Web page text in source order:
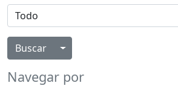
Alternar menú desplegable
Navegar por